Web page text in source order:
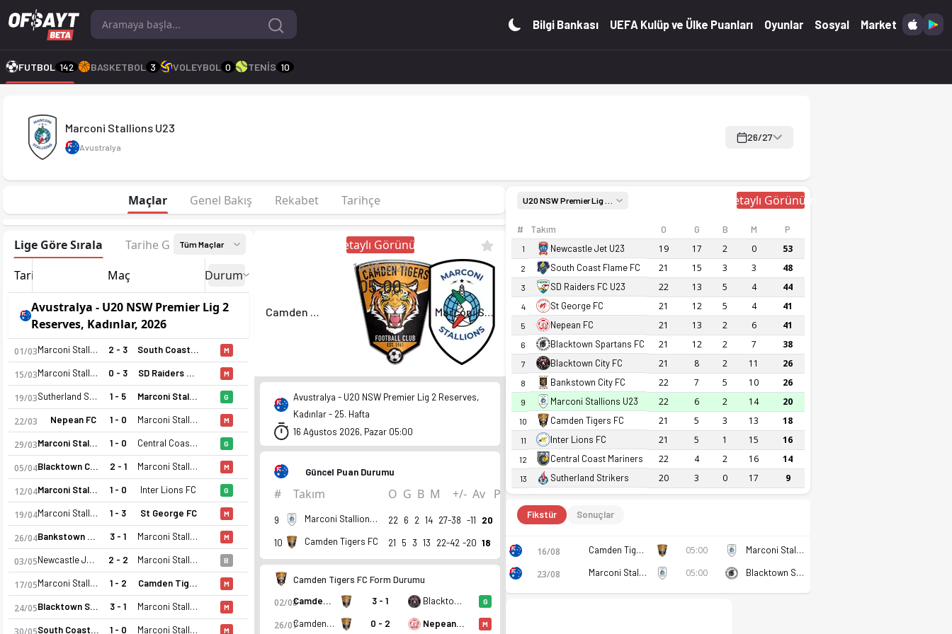
Marconi Stallions U23 26-27 sezonu | U20 NSW Premier Lig 2 Reserves, Kadınlar'de 9. sırada, 20 puan. Kadro, fikstür ve canlı skor Ofsayt'ta.
Bilgi Bankası UEFA Kulüp ve Ülke Puanları Oyunlar Sosyal Market
FUTBOL 142 BASKETBOL 3 VOLEYBOL 0 TENİS 10
Marconi Stallions U23
Avustralya
26/27
Maçlar Genel Bakış Rekabet Tarihçe
Lige Göre Sırala Tarihe Göre Sırala
Tüm Maçlar
Tarih Maç Durum
Avustralya - U20 NSW Premier Lig 2
Reserves, Kadınlar, 2026
01/03 Marconi Stallions U23 2 - 3 South Coast Flame FC M
15/03 Marconi Stallions U23 0 - 3 SD Raiders FC U23 M
19/03 Sutherland Strikers 1 - 5 Marconi Stallions U23 G
22/03 Nepean FC 1 - 0 Marconi Stallions U23 M
29/03 Marconi Stallions U23 1 - 0 Central Coast Mariners G
05/04 Blacktown City FC 2 - 1 Marconi Stallions U23 M
12/04 Marconi Stallions U23 1 - 0 Inter Lions FC G
19/04 Marconi Stallions U23 1 - 3 St George FC M
26/04 Bankstown City FC 3 - 1 Marconi Stallions U23 M
03/05 Newcastle Jet U23 2 - 2 Marconi Stallions U23 B
17/05 Marconi Stallions U23 1 - 2 Camden Tigers FC M
24/05 Blacktown Spartans FC 3 - 1 Marconi Stallions U23 M
30/05 South Coast Flame FC 1 - 0 Marconi Stallions U23 M
Detaylı Görünüm
Camden Tigers FC
16.08.2026
05:00
Marconi Stallions U23
Avustralya - U20 NSW Premier Lig 2 Reserves,
Kadınlar - 25. Hafta
16 Ağustos 2026, Pazar 05:00
Güncel Puan Durumu
# Takım O G B M +/- Av P
9 Marconi Stallions U23 22 6 2 14 27-38 -11
20
10
Camden Tigers FC 21 5 3 13 22-42 -20 18
Camden Tigers FC Form Durumu
02/08 Camden Tigers FC 3 - 1 Blacktown City FC G
26/07 Camden Tigers FC 0 - 2 Nepean FC M
Detaylı Görünüm
# Takım O G B M P
1 Newcastle Jet U23 19 17 2 0 53
2 South Coast Flame FC 21 15 3 3 48
3 SD Raiders FC U23 22 13 5 4 44
4 St George FC 21 12 5 4 41
5 Nepean FC 21 13 2 6 41
6 Blacktown Spartans FC 21 12 2 7 38
7 Blacktown City FC 21 8 2 11 26
8 Bankstown City FC 22 7 5 10 26
9 Marconi Stallions U23 22 6 2 14 20
10 Camden Tigers FC 21 5 3 13 18
11 Inter Lions FC 21 5 1 15 16
12 Central Coast Mariners 22 4 2 16 14
13 Sutherland Strikers 20 3 0 17 9
Fikstür Sonuçlar
16/08 Camden Tigers FC 05:00 Marconi Stallions U23
23/08 Marconi Stallions U23 05:00 Blacktown Spartans FC